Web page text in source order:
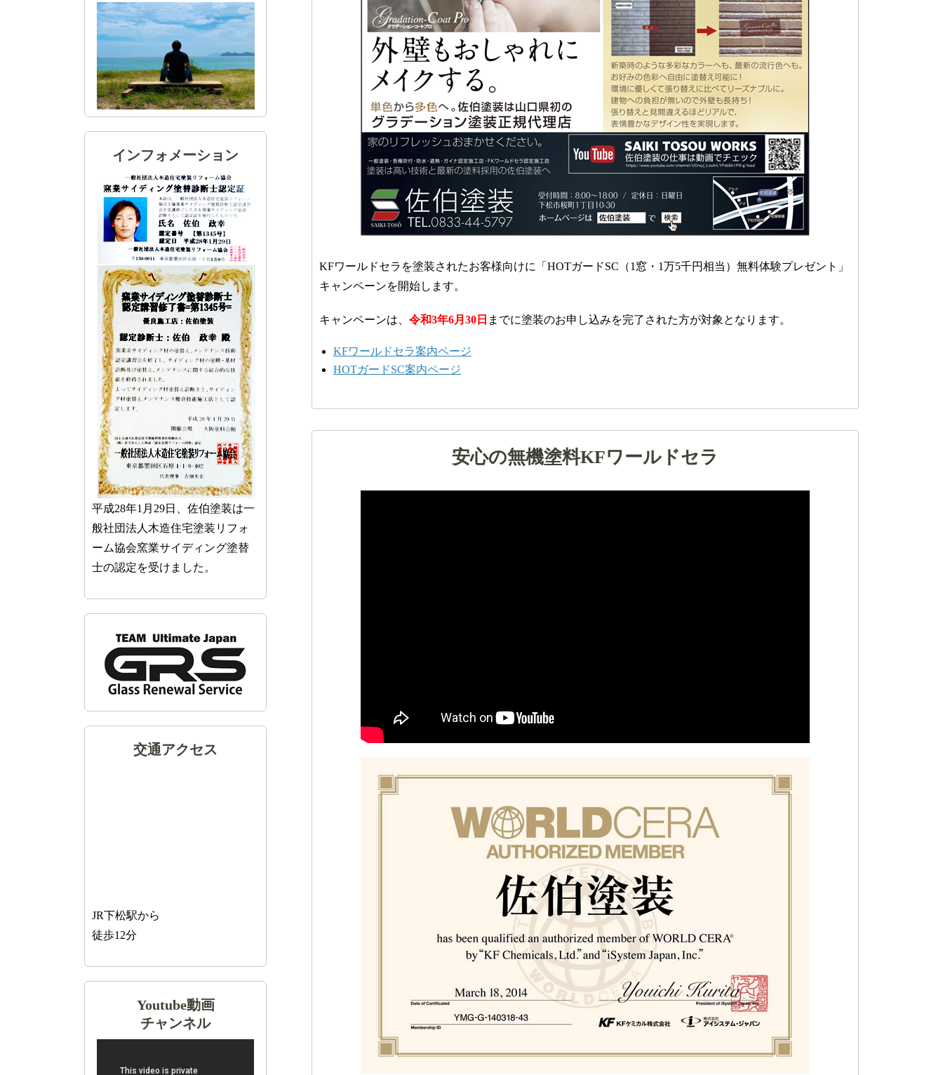
KFワールドセラを塗装されたお客様向けに「HOTガードSC（1窓・1万5千円相当）無料体験プレゼント」
キャンペーンを開始します。
キャンペーンは、 令和3年6月30日 までに塗装のお申し込みを完了された方が対象となります。
KFワールドセラ案内ページ
HOTガードSC案内ページ
安心の無機塗料KFワールドセラ
インフォメーション
平成28年1月29日、佐伯塗装は一
般社団法人木造住宅塗装リフォ
ーム協会窯業サイディング塗替
士の認定を受けました。
交通アクセス
JR下松駅から
徒歩12分
Youtube動画
チャンネル